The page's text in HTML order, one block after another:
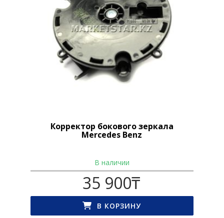
Корректор бокового зеркала
Mercedes Benz
В наличии
35 900₸
В КОРЗИНУ